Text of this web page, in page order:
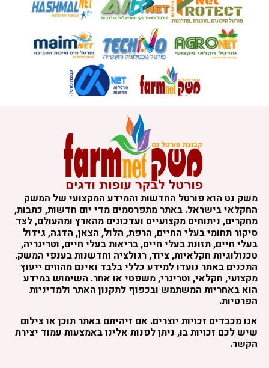
משק נט הוא פורטל החדשות והמידע המקצועי של המשק
החקלאי בישראל. באתר מתפרסמים מדי יום חדשות, כתבות,
מחקרים, ניתוחים מקצועיים ועדכונים מהארץ ומהעולם, לצד
סיקור תחומי בעלי החיים, הרפת, הלול, הצאן, הדגה, גידול
בעלי חיים, תזונת בעלי חיים, בריאות בעלי חיים, וטרינריה,
טכנולוגיות חקלאיות, ציוד, רגולציה וחדשנות בענפי המשק.
התכנים באתר נועדו למידע כללי בלבד ואינם מהווים ייעוץ
מקצועי, חקלאי, וטרינרי, משפטי או אחר. השימוש במידע
הוא באחריות המשתמש ובכפוף לתקנון האתר ולמדיניות
הפרטיות.
אנו מכבדים זכויות יוצרים. אם זיהיתם באתר תוכן או צילום
שיש לכם זכויות בו, ניתן לפנות אלינו באמצעות עמוד יצירת
הקשר.